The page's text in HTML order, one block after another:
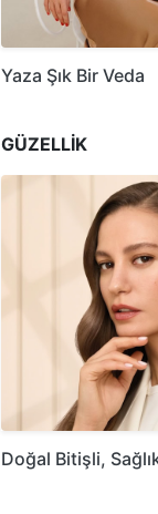
Yaza Şık Bir Veda
GÜZELLİK
Doğal Bitişli,